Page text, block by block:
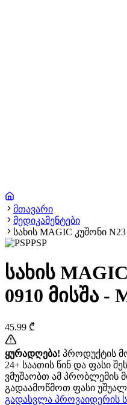
მთავარი
მედიკამენტები
სახის MAGIC კუშონი
PSP
სახის
0910 მისშა -
45.99 ₾
ყურადღება! პროდუქტის
24+ საათის წინ და ფასი
ვმუშაობთ ამ პრობლემის
გადაამოწმოთ ფასი
გადასვლა პროვაიდერის